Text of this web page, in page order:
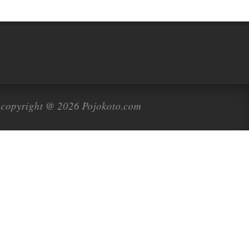
copyright @ 2026 Pojokoto.com